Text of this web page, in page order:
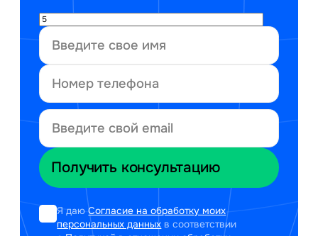
Я даюСогласие на обработку моих
персональных данных в соответствии